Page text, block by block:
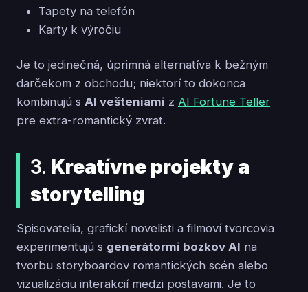
Tapety na telefón
Karty k výročiu
Je to jedinečná, úprimná alternatíva k bežným
darčekom z obchodu; niektorí to dokonca
kombinujú s AI vešteniami z AI Fortune Teller
pre extra-romantický zvrat.
3. Kreatívne projekty a
storytelling
Spisovatelia, grafickí novelisti a filmoví tvorcovia
experimentujú s generátormi bozkov AI na
tvorbu storyboardov romantických scén alebo
vizualizáciu interakcií medzi postavami. Je to